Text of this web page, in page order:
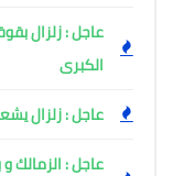
الكبرى
عاجل : زلزال
عاجل : الزمالك